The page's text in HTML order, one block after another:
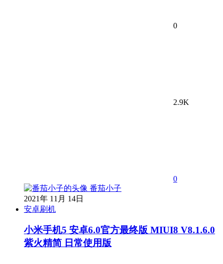
0
2.9K
0
番茄小子
2021年 11月 14日
安卓刷机
小米手机5 安卓6.0官方最终版 MIUI8 V8.1.6.0
紫火精简 日常使用版